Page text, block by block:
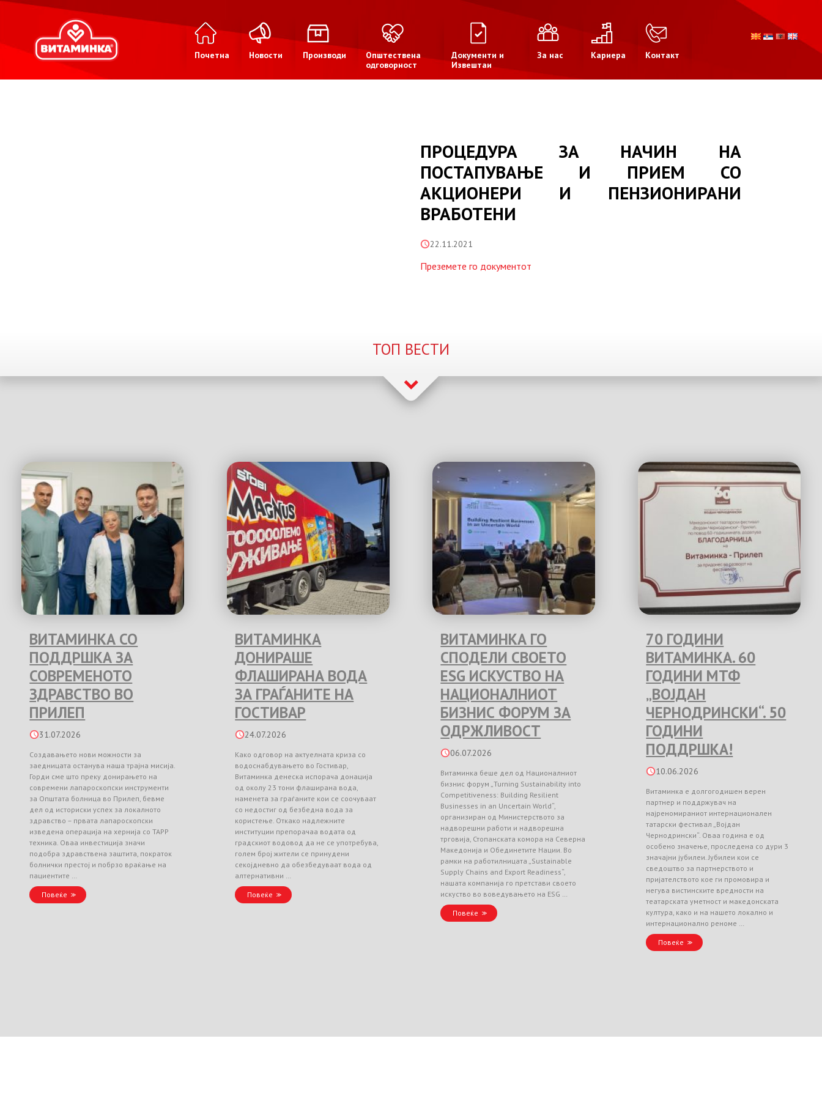
Почетна Новости Производи
Општествена
одговорност
Документи и
Извештаи
За нас Кариера Контакт
ПРОЦЕДУРА ЗА НАЧИН НА
ПОСТАПУВАЊЕ И ПРИЕМ СО
АКЦИОНЕРИ И ПЕНЗИОНИРАНИ
ВРАБОТЕНИ
22.11.2021
Преземете го документот
ТОП ВЕСТИ
ВИТАМИНКА СО
ПОДДРШКА ЗА
СОВРЕМЕНОТО
ЗДРАВСТВО ВО
ПРИЛЕП
31.07.2026
Создавањето нови можности за
заедницата останува наша трајна мисија.
Горди сме што преку донирањето на
современи лапароскопски инструменти
за Општата болница во Прилеп, бевме
дел од историски успех за локалното
здравство – првата лапароскопски
изведена операција на хернија со TAPP
техника. Оваа инвестиција значи
подобра здравствена заштита, пократок
болнички престој и побрзо враќање на
пациентите …
Повеќе
ВИТАМИНКА
ДОНИРАШЕ
ФЛАШИРАНА ВОДА
ЗА ГРАЃАНИТЕ НА
ГОСТИВАР
24.07.2026
Како одговор на актуелната криза со
водоснабдувањето во Гостивар,
Витаминка денеска испорача донација
од околу 23 тони флаширана вода,
наменета за граѓаните кои се соочуваат
со недостиг од безбедна вода за
користење. Откако надлежните
институции препорачаа водата од
градскиот водовод да не се употребува,
голем број жители се принудени
секојдневно да обезбедуваат вода од
алтернативни …
Повеќе
ВИТАМИНКА ГО
СПОДЕЛИ СВОЕТО
ESG ИСКУСТВО НА
НАЦИОНАЛНИОТ
БИЗНИС ФОРУМ ЗА
ОДРЖЛИВОСТ
06.07.2026
Витаминка беше дел од Националниот
бизнис форум „Turning Sustainability into
Competitiveness: Building Resilient
Businesses in an Uncertain World“,
организиран од Министерството за
надворешни работи и надворешна
трговија, Стопанската комора на Северна
Македонија и Обединетите Нации. Во
рамки на работилницата „Sustainable
Supply Chains and Export Readiness“,
нашата компанија го претстави своето
искуство во воведувањето на ESG …
Повеќе
70 ГОДИНИ
ВИТАМИНКА. 60
ГОДИНИ МТФ
„ВОЈДАН
ЧЕРНОДРИНСКИ“. 50
ГОДИНИ
ПОДДРШКА!
10.06.2026
Витаминка е долгогодишен верен
партнер и поддржувач на
најреномираниот интернационален
татарски фестивал „Војдан
Чернодрински“. Оваа година е од
особено значење, проследена со дури 3
значајни јубилеи. Јубилеи кои се
сведоштво за партнерството и
пријателството кое ги промовира и
негува вистинските вредности на
театарската уметност и македонската
култура, како и на нашето локално и
интернационално реноме …
Повеќе